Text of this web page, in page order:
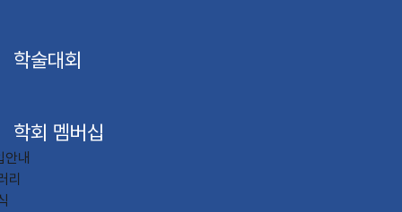
학술대회
학회 멤버십
안내
리